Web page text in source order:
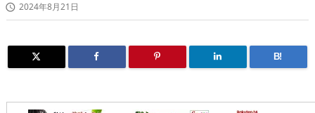
 2024年8月21日
B!